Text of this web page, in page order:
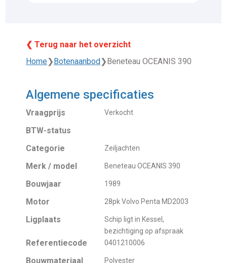
❮ Terug naar het overzicht
Home❯Botenaanbod❯Beneteau OCEANIS 390
Algemene specificaties
Vraagprijs Verkocht
BTW-status
Categorie
Zeiljachten
Merk / model Beneteau OCEANIS 390
Bouwjaar 1989
Motor 28pk Volvo Penta MD2003
Ligplaats
Schip ligt in Kessel,
bezichtiging op afspraak
Referentiecode 0401210006
Bouwmateriaal Polyester